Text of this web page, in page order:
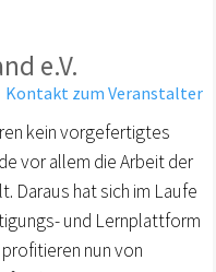
e.V.
Kontakt zum Veranstalter
kein vorgefertigtes
vor allem die Arbeit der
Daraus hat sich im Laufe
und Lernplattform
nun von